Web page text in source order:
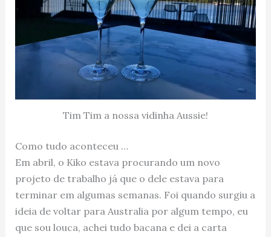
Tim Tim a nossa vidinha Aussie!
Como tudo aconteceu …
Em abril, o Kiko estava procurando um novo
projeto de trabalho já que o dele estava para
terminar em algumas semanas. Foi quando surgiu a
ideia de voltar para Australia por algum tempo, eu
que sou louca, achei tudo bacana e dei a carta